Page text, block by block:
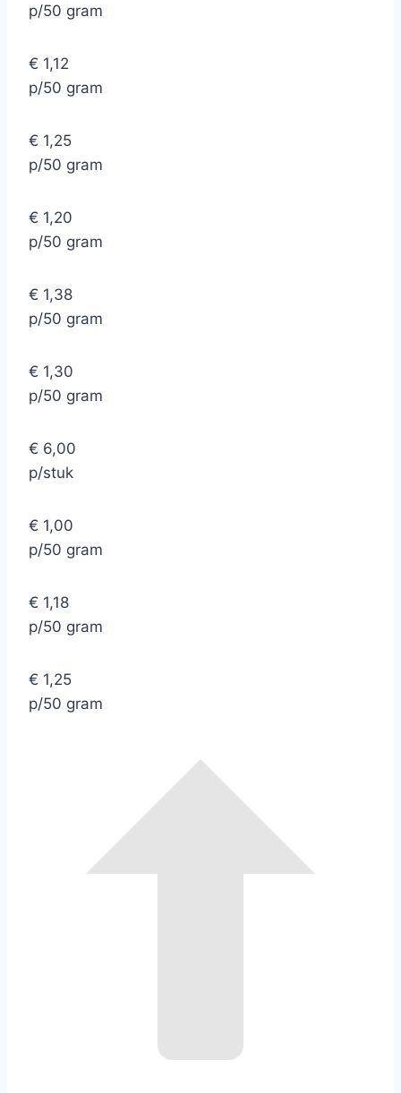
p/50 gram
€ 1,12
p/50 gram
€ 1,25
p/50 gram
€ 1,20
p/50 gram
€ 1,38
p/50 gram
€ 1,30
p/50 gram
€ 6,00
p/stuk
€ 1,00
p/50 gram
€ 1,18
p/50 gram
€ 1,25
p/50 gram